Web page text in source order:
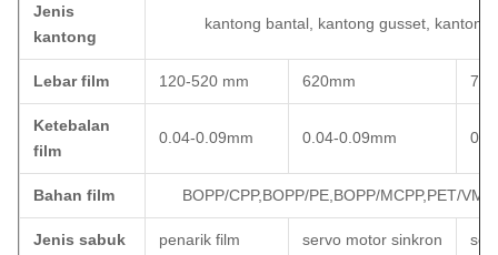
Jenis
kantong
kantong bantal, kantong gusset, kantong
Lebar film 120-520 mm 620mm
Ketebalan
film
0.04-0.09mm 0.04-0.09mm
Bahan film BOPP/CPP,BOPP/PE,BOPP/MCPP,PET/
Jenis sabuk
penarik film
servo motor sinkron